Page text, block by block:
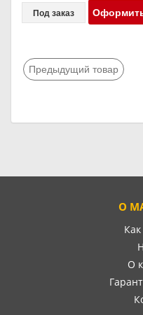
Под заказ
Предыдущий товар
О
Как
О